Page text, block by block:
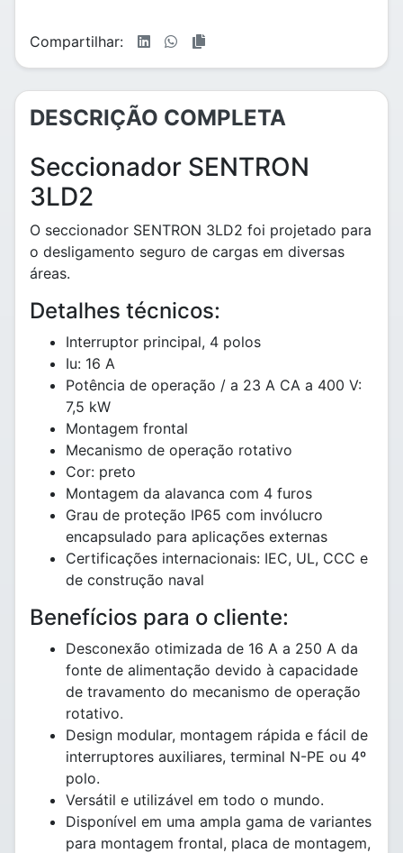
Compartilhar:
DESCRIÇÃO COMPLETA
Seccionador SENTRON
3LD2
O seccionador SENTRON 3LD2 foi projetado para
o desligamento seguro de cargas em diversas
áreas.
Detalhes técnicos:
Interruptor principal, 4 polos
Iu: 16 A
Potência de operação / a 23 A CA a 400 V:
7,5 kW
Montagem frontal
Mecanismo de operação rotativo
Cor: preto
Montagem da alavanca com 4 furos
Grau de proteção IP65 com invólucro
encapsulado para aplicações externas
Certificações internacionais: IEC, UL, CCC e
de construção naval
Benefícios para o cliente:
Desconexão otimizada de 16 A a 250 A da
fonte de alimentação devido à capacidade
de travamento do mecanismo de operação
rotativo.
Design modular, montagem rápida e fácil de
interruptores auxiliares, terminal N-PE ou 4º
polo.
Versátil e utilizável em todo o mundo.
Disponível em uma ampla gama de variantes
para montagem frontal, placa de montagem,